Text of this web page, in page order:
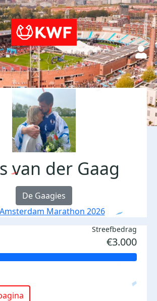
van der Gaag
De Gaagies
Amsterdam Marathon 2026
Streefbedrag
€3.000